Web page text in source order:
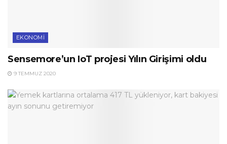
EKONOMI
Sensemore’un IoT projesi Yılın Girişimi oldu
9 TEMMUZ 2020